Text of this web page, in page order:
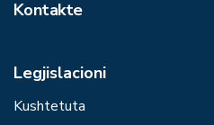
Kontakte
Legjislacioni
Kushtetuta